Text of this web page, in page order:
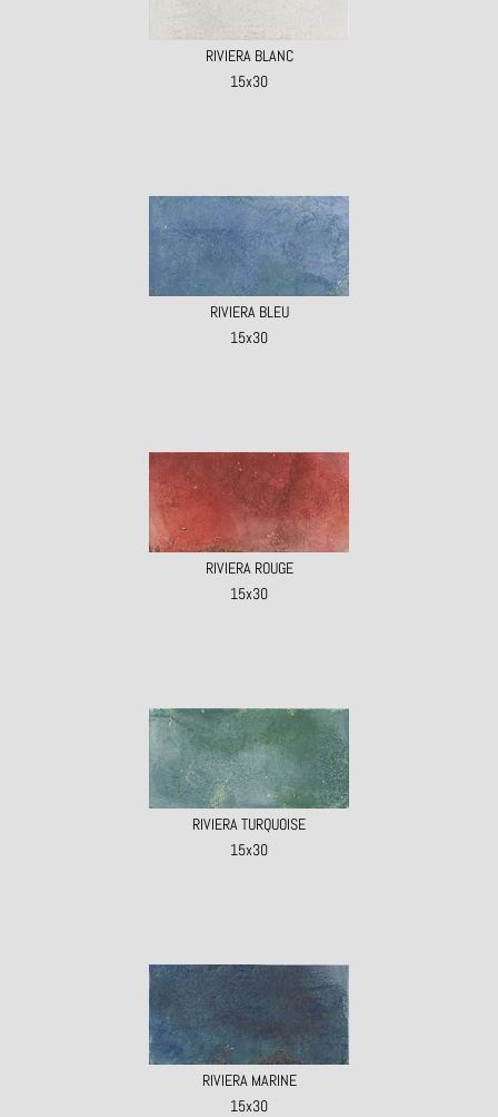
RIVIERA BLANC
15x30
RIVIERA BLEU
15x30
RIVIERA ROUGE
15x30
RIVIERA TURQUOISE
15x30
RIVIERA MARINE
15x30